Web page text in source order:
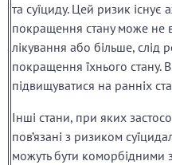
та суїциду. Цей ризик існує
покращення стану може не
лікування або більше, слід
покращення їхнього стану.
підвищуватися на ранніх
Інші стани, при яких
пов’язані з ризиком
можуть бути коморбідними